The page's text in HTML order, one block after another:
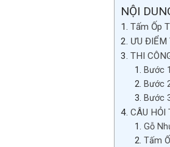
NỘI
Tấm Ốp
ƯU ĐIỂM
THI
Bước
Bước
Bước
CÂU HỎI
Gỗ
Tấm